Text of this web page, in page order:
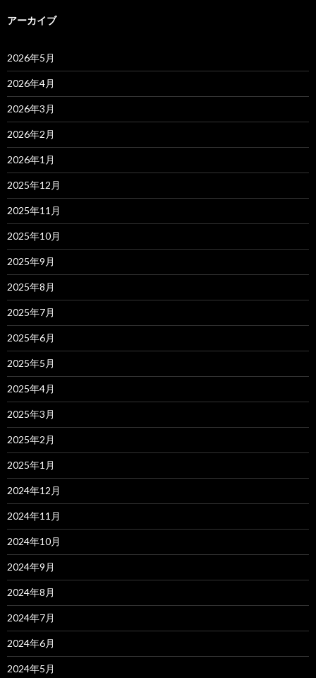
アーカイブ
2026年5月
2026年4月
2026年3月
2026年2月
2026年1月
2025年12月
2025年11月
2025年10月
2025年9月
2025年8月
2025年7月
2025年6月
2025年5月
2025年4月
2025年3月
2025年2月
2025年1月
2024年12月
2024年11月
2024年10月
2024年9月
2024年8月
2024年7月
2024年6月
2024年5月